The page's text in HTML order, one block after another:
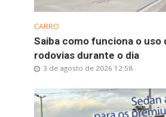
CARRO
Saiba como funciona o uso
rodovias durante o dia
3 de agosto de 2026 12:58